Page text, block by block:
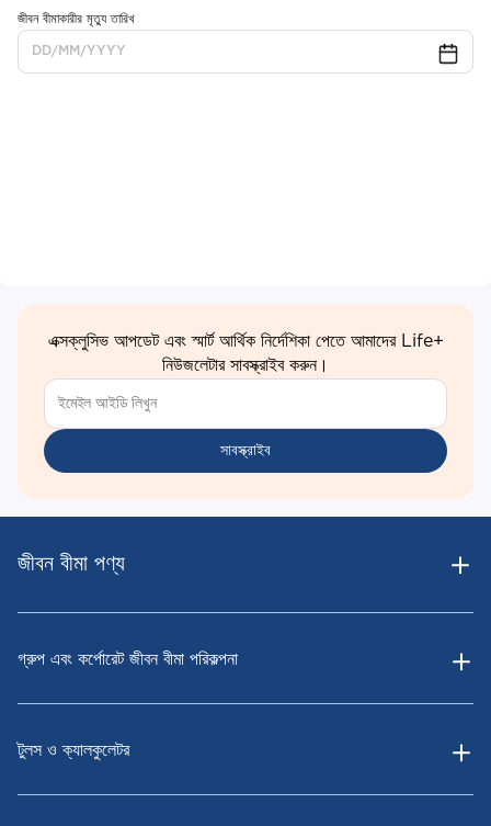
জীবন বীমাকারীর মৃত্যু তারিখ
এক্সক্লুসিভ আপডেট এবং স্মার্ট আর্থিক নির্দেশিকা পেতে আমাদের Life+
নিউজলেটার সাবস্ক্রাইব করুন।
সাবস্ক্রাইব
জীবন বীমা পণ্য
গ্রুপ এবং কর্পোরেট জীবন বীমা পরিকল্পনা
টুলস ও ক্যালকুলেটর